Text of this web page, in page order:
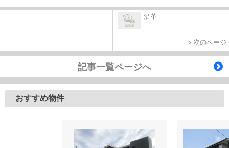
沿革
＞次のページ
記事一覧ページへ
おすすめ物件